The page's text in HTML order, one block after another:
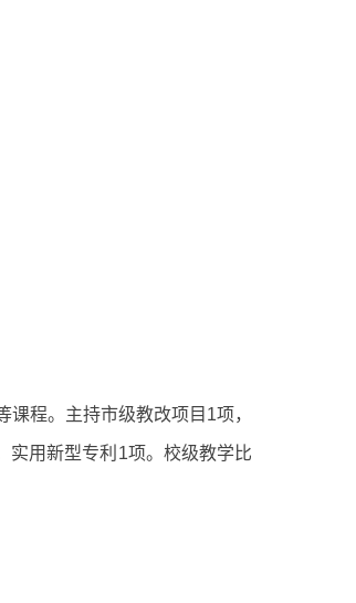
程。主持市级教改项目1项，
实用新型专利1项。校级教学比